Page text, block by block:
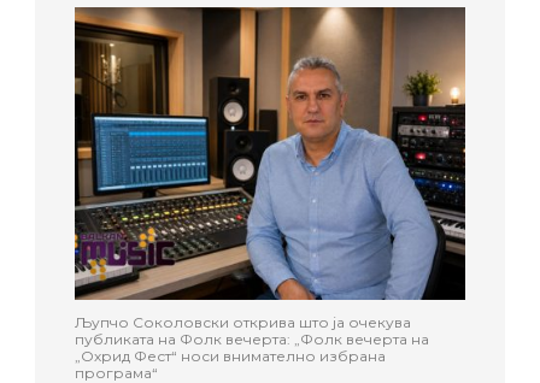
Љупчо Соколовски открива што ја очекува
публиката на Фолк вечерта: „Фолк вечерта на
„Охрид Фест“ носи внимателно избрана
програма“